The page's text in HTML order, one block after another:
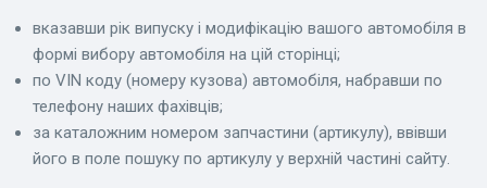
вказавши рік випуску і модифікацію вашого автомобіля в
формі вибору автомобіля на цій сторінці;
по VIN коду (номеру кузова) автомобіля, набравши по
телефону наших фахівців;
за каталожним номером запчастини (артикулу), ввівши
його в поле пошуку по артикулу у верхній частині сайту.